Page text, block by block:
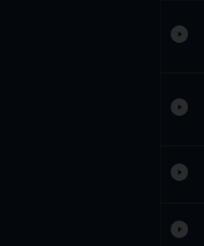
play_circle_filled
play_circle_filled
play_circle_filled
play_circle_filled